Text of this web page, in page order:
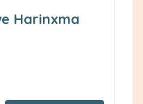
Harinxma